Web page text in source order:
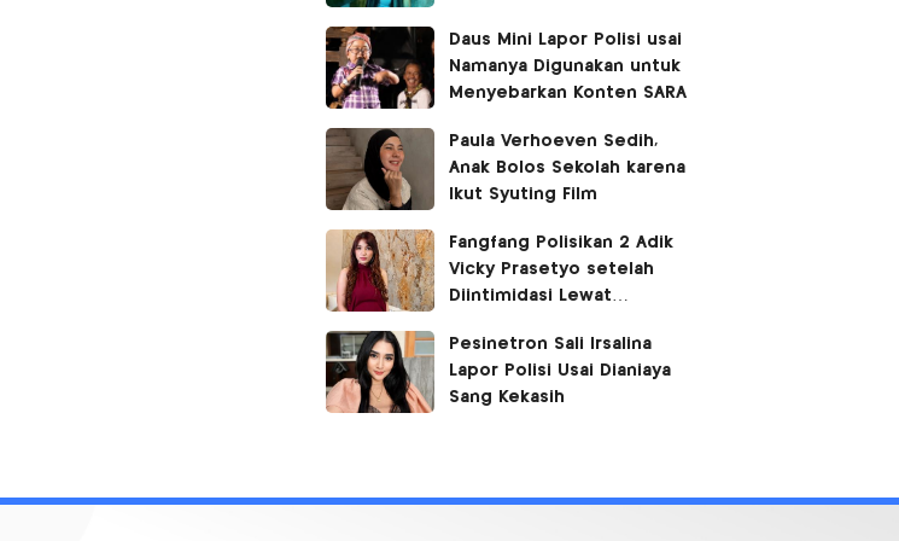
Daus Mini Lapor Polisi usai
Namanya Digunakan untuk
Menyebarkan Konten SARA
Paula Verhoeven Sedih,
Anak Bolos Sekolah karena
Ikut Syuting Film
Fangfang Polisikan 2 Adik
Vicky Prasetyo setelah
Diintimidasi Lewat
Pesinetron Sali Irsalina
Lapor Polisi Usai Dianiaya
Sang Kekasih